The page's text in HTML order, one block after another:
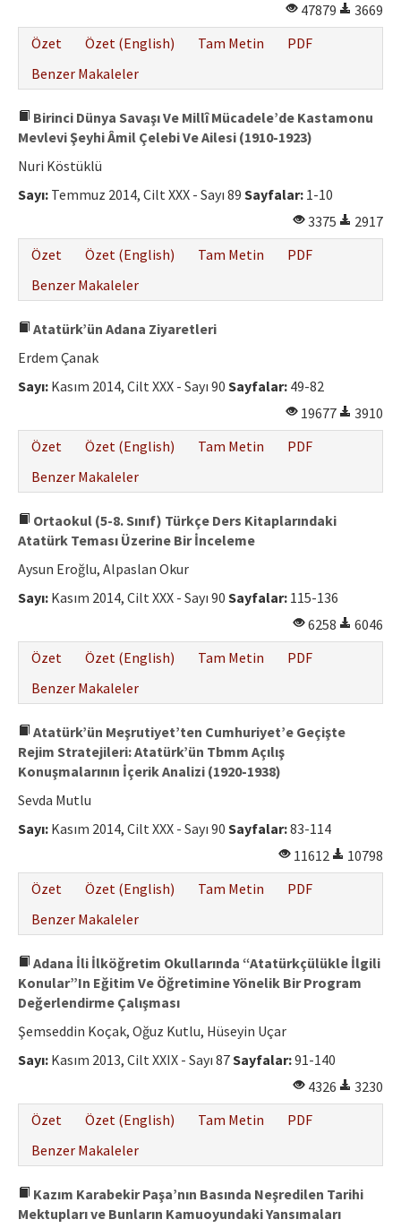
47879
3669
Özet
Özet (English) Tam Metin
PDF
Benzer Makaleler
Birinci Dünya Savaşı Ve Millî Mücadele’de Kastamonu
Mevlevi Şeyhi Âmil Çelebi Ve Ailesi (1910-1923)
Nuri Köstüklü
Sayı: Temmuz 2014, Cilt XXX - Sayı 89 Sayfalar: 1-10
3375
2917
Özet
Özet (English) Tam Metin
PDF
Benzer Makaleler
Atatürk’ün Adana Ziyaretleri
Erdem Çanak
Sayı: Kasım 2014, Cilt XXX - Sayı 90 Sayfalar: 49-82
19677
3910
Özet
Özet (English) Tam Metin
PDF
Benzer Makaleler
Ortaokul (5-8. Sınıf) Türkçe Ders Kitaplarındaki
Atatürk Teması Üzerine Bir İnceleme
Aysun Eroğlu, Alpaslan Okur
Sayı: Kasım 2014, Cilt XXX - Sayı 90 Sayfalar: 115-136
6258
6046
Özet
Özet (English) Tam Metin
PDF
Benzer Makaleler
Atatürk’ün Meşrutiyet’ten Cumhuriyet’e Geçişte
Rejim Stratejileri: Atatürk’ün Tbmm Açılış
Konuşmalarının İçerik Analizi (1920-1938)
Sevda Mutlu
Sayı: Kasım 2014, Cilt XXX - Sayı 90 Sayfalar:83-114
11612
10798
Özet
Özet (English) Tam Metin
PDF
Benzer Makaleler
Adana İli İlköğretim Okullarında “Atatürkçülükle İlgili
Konular”In Eğitim Ve Öğretimine Yönelik Bir Program
Değerlendirme Çalışması
Şemseddin Koçak, Oğuz Kutlu, Hüseyin Uçar
Sayı: Kasım 2013, Cilt XXIX - Sayı 87Sayfalar:91-140
4326
3230
Özet
Özet (English) Tam Metin
PDF
Benzer Makaleler
Kazım Karabekir Paşa’nın Basında Neşredilen Tarihi
Mektupları ve Bunların Kamuoyundaki Yansımaları